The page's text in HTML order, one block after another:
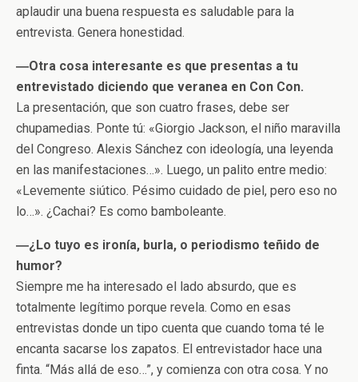
aplaudir una buena respuesta es saludable para la
entrevista. Genera honestidad.
―Otra cosa interesante es que presentas a tu
entrevistado diciendo que veranea en Con Con.
La presentación, que son cuatro frases, debe ser
chupamedias. Ponte tú: «Giorgio Jackson, el niño maravilla
del Congreso. Alexis Sánchez con ideología, una leyenda
en las manifestaciones…». Luego, un palito entre medio:
«Levemente siútico. Pésimo cuidado de piel, pero eso no
lo…». ¿Cachai? Es como bamboleante.
―¿Lo tuyo es ironía, burla, o periodismo teñido de
humor?
Siempre me ha interesado el lado absurdo, que es
totalmente legítimo porque revela. Como en esas
entrevistas donde un tipo cuenta que cuando toma té le
encanta sacarse los zapatos. El entrevistador hace una
finta. “Más allá de eso…”, y comienza con otra cosa. Y no